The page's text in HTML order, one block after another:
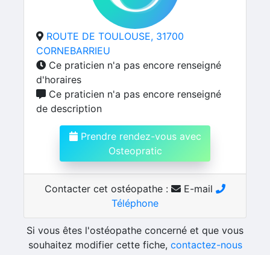
ROUTE DE TOULOUSE, 31700
CORNEBARRIEU
Ce praticien n'a pas encore renseigné
d'horaires
Ce praticien n'a pas encore renseigné
de description
Prendre rendez-vous avec
Osteopratic
Contacter cet ostéopathe :
E-mail
Téléphone
Si vous êtes l'ostéopathe concerné et que vous
souhaitez modifier cette fiche, contactez-nous